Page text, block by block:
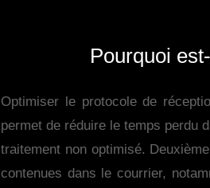
Pourquoi
Optimiser le protocole de
permet de réduire le temps perdu
traitement non optimisé.
contenues dans le courrier,